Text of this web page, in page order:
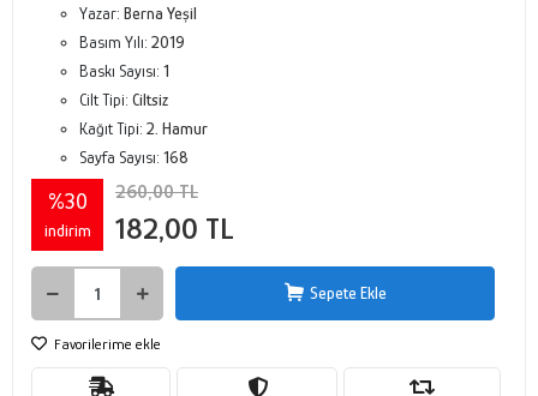
Yazar: Berna Yeşil
Basım Yılı: 2019
Baskı Sayısı: 1
Cilt Tipi: Ciltsiz
Kağıt Tipi: 2. Hamur
Sayfa Sayısı: 168
%30
indirim
260,00 TL
182,00 TL
Sepete Ekle
Favorilerime ekle